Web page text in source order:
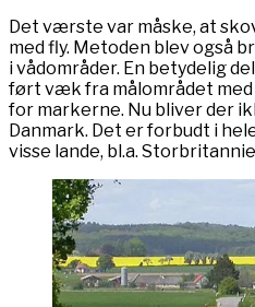
Det værste var måske, at
med fly. Metoden blev også
i vådområder. En betydelig
ført væk fra målområdet med
for markerne. Nu bliver der
Danmark. Det er forbudt i
visse lande, bl.a.